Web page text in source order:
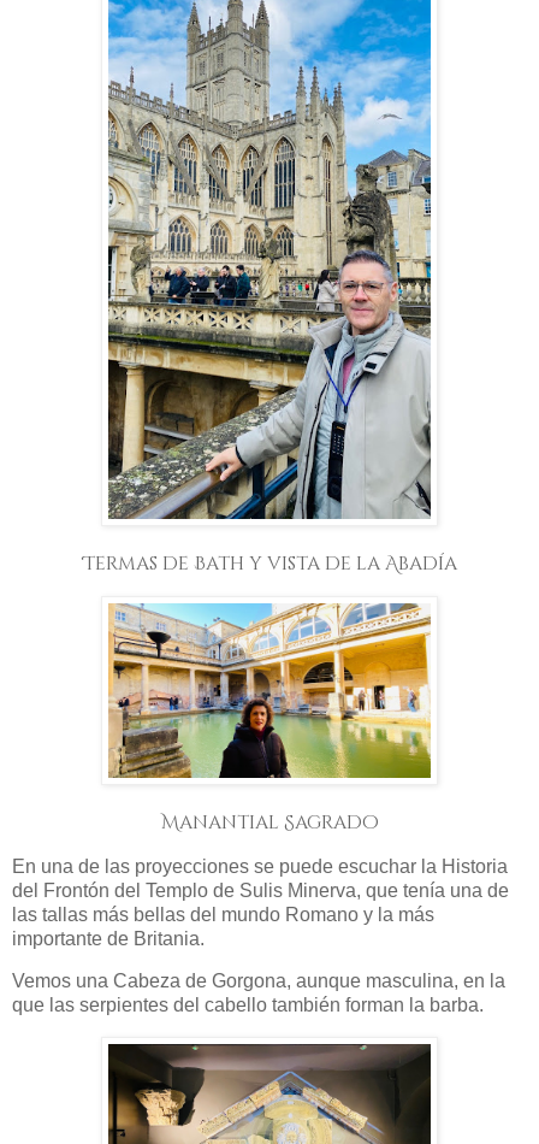
Termas de Bath y vista de la Abadía
Manantial Sagrado
En una de las proyecciones se puede escuchar la Historia
del Frontón del Templo de Sulis Minerva, que tenía una de
las tallas más bellas del mundo Romano y la más
importante de Britania.
Vemos una Cabeza de Gorgona, aunque masculina, en la
que las serpientes del cabello también forman la barba.